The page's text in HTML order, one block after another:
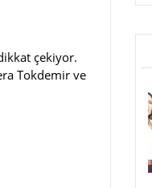
çekiyor.
Tokdemir ve